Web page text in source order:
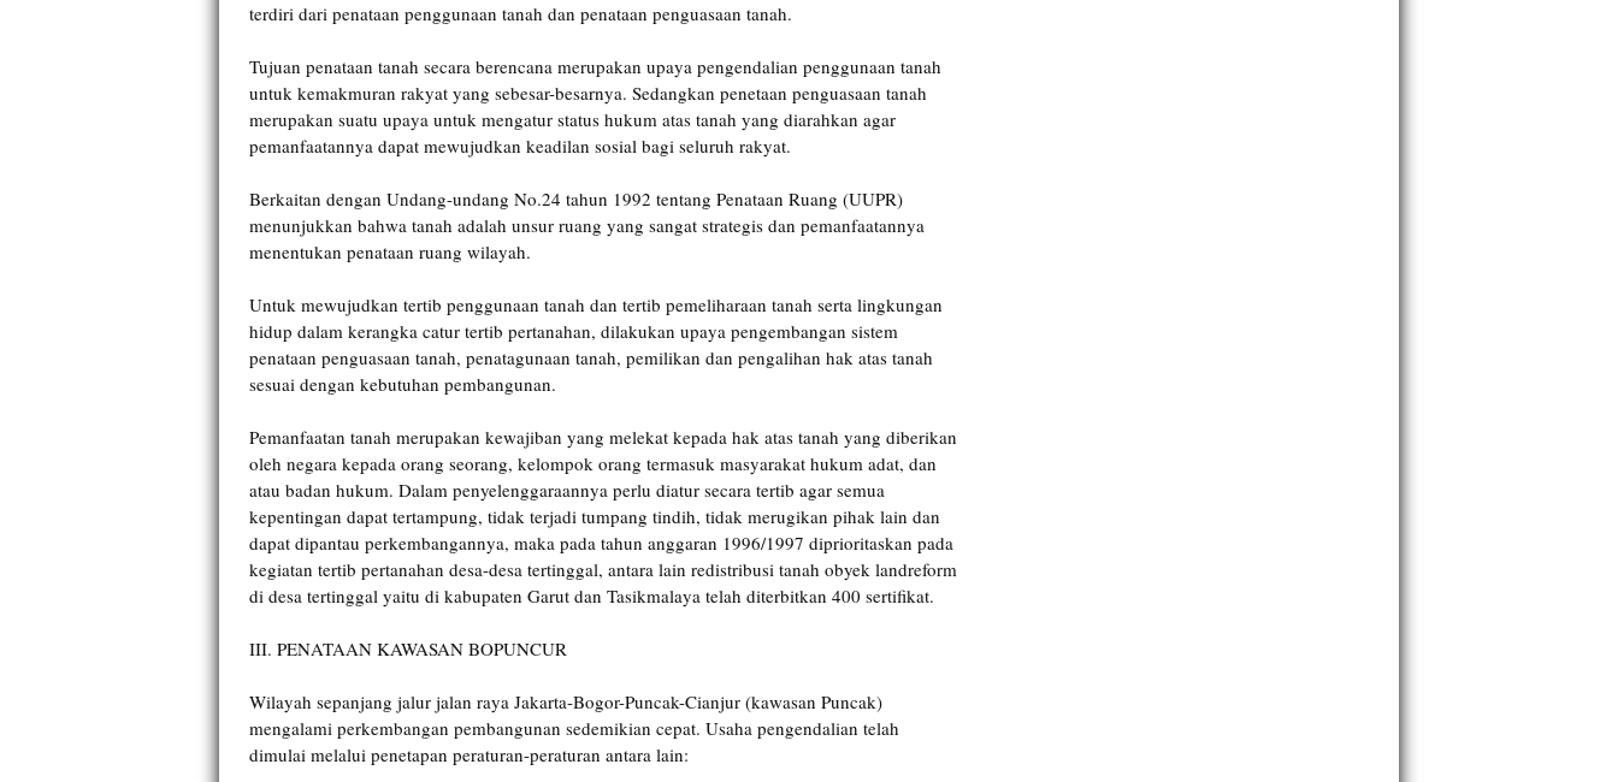
terdiri dari penataan penggunaan tanah dan penataan penguasaan tanah.
Tujuan penataan tanah secara berencana merupakan upaya pengendalian penggunaan tanah
untuk kemakmuran rakyat yang sebesar-besarnya. Sedangkan penetaan penguasaan tanah
merupakan suatu upaya untuk mengatur status hukum atas tanah yang diarahkan agar
pemanfaatannya dapat mewujudkan keadilan sosial bagi seluruh rakyat.
Berkaitan dengan Undang-undang No.24 tahun 1992 tentang Penataan Ruang (UUPR)
menunjukkan bahwa tanah adalah unsur ruang yang sangat strategis dan pemanfaatannya
menentukan penataan ruang wilayah.
Untuk mewujudkan tertib penggunaan tanah dan tertib pemeliharaan tanah serta lingkungan
hidup dalam kerangka catur tertib pertanahan, dilakukan upaya pengembangan sistem
penataan penguasaan tanah, penatagunaan tanah, pemilikan dan pengalihan hak atas tanah
sesuai dengan kebutuhan pembangunan.
Pemanfaatan tanah merupakan kewajiban yang melekat kepada hak atas tanah yang diberikan
oleh negara kepada orang seorang, kelompok orang termasuk masyarakat hukum adat, dan
atau badan hukum. Dalam penyelenggaraannya perlu diatur secara tertib agar semua
kepentingan dapat tertampung, tidak terjadi tumpang tindih, tidak merugikan pihak lain dan
dapat dipantau perkembangannya, maka pada tahun anggaran 1996/1997 diprioritaskan pada
kegiatan tertib pertanahan desa-desa tertinggal, antara lain redistribusi tanah obyek landreform
di desa tertinggal yaitu di kabupaten Garut dan Tasikmalaya telah diterbitkan 400 sertifikat.
III. PENATAAN KAWASAN BOPUNCUR
Wilayah sepanjang jalur jalan raya Jakarta-Bogor-Puncak-Cianjur (kawasan Puncak)
mengalami perkembangan pembangunan sedemikian cepat. Usaha pengendalian telah
dimulai melalui penetapan peraturan-peraturan antara lain: